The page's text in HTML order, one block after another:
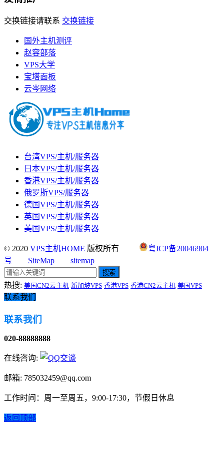
交换链接请联系 交换链接
国外主机测评
赵容部落
VPS大学
宝塔面板
云岑网络
台湾VPS/主机/服务器
日本VPS/主机/服务器
香港VPS/主机/服务器
俄罗斯VPS/服务器
德国VPS/主机/服务器
英国VPS/主机/服务器
美国VPS/主机/服务器
© 2020 VPS主机HOME 版权所有
粤ICP备20046904
号
SiteMap sitemap
搜索
热搜: 美国CN2云主机 新加坡VPS 香港VPS 香港CN2云主机 美国VPS
联系我们
联系我们
020-88888888
在线咨询:
邮箱: 785032459@qq.com
工作时间：周一至周五，9:00-17:30，节假日休息
返回顶部